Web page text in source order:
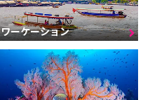
ワーケーション